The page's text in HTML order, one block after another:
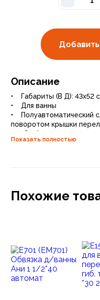
Описание
• Габариты (В Д): 43x52
• Для ванны
• Полуавтоматический
поворотом крышки
пробкой слива
• Пластиковый
• Россия
Показать полностью
Похожие